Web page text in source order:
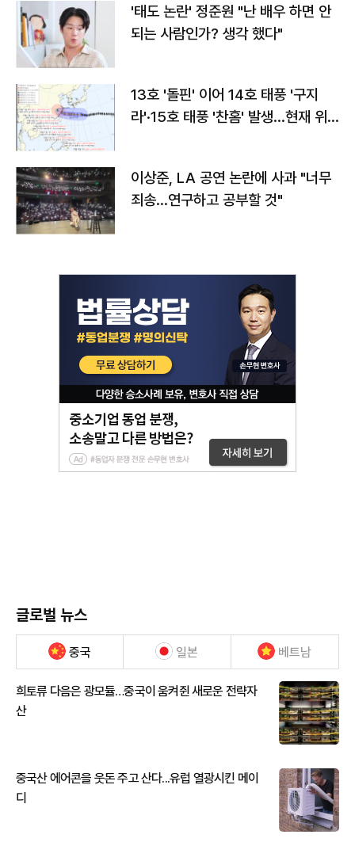
'태도 논란' 정준원 "난 배우 하면 안
되는 사람인가? 생각 했다"
13호 '돌핀' 이어 14호 태풍 '구지
라'·15호 태풍 '찬홈' 발생…현재 위
이상준, LA 공연 논란에 사과 "너무
죄송…연구하고 공부할 것"
글로벌 뉴스
중국 일본 베트남
희토류 다음은 광모듈…중국이 움켜쥔 새로운 전략자
산
중국산 에어콘을 웃돈 주고 산다...유럽 열광시킨 메이
디